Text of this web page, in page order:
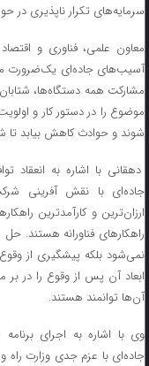
سرمایه‌های تکرار ناپذیری در
معاون علمی، فناوری و
آسیب‌های جاده‌ای یک‌ضرورت
مشارکت همه دستگاه‌ها،
موضوع را در دستور کار و
شوند و حوادث کاهش بیابد تا
دهقانی با اشاره به انعقاد
جاده‌ای با نقش آفرینی
ارزان‌ترین و کارآمدترین
راهکار‌های فناورانه هستند.
نمی‌شود بلکه پیشگیری از
ابعاد آن پس از وقوع را در بر
آن‌ها توانمند هستند.
وی با اشاره به اجرای
جاده‌ای با عزم جدی وزارت